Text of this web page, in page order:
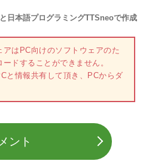
日本語プログラミングTTSneoで作成
はPC向けのソフトウェアのた
ドすることができません。
と情報共有して頂き、PCからダ
ント